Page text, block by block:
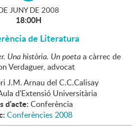
JUNY DE 2008
18:00H
de Literatura
Una història. Un poetaa càrrec de
Verdaguer, advocat
J.M. Arnau del C.C.Calisay
d'Extensió Universitària
d'acte: Conferència
Conferències 2008